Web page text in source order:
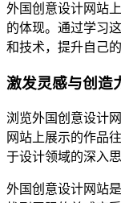
外国创意设计网站
的体现。通过学习
和技术，提升自己的
激发灵感与创造
浏览外国创意设计
网站上展示的作品
于设计领域的深入思
外国创意设计网站